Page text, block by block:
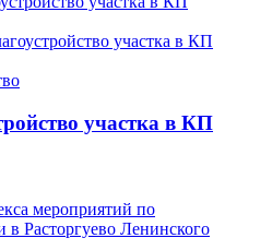
участка в КП